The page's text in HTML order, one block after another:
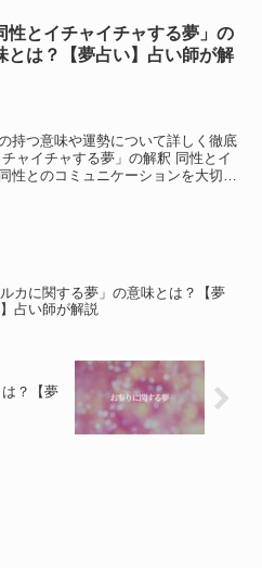
性とイチャイチャする夢」の
とは？【夢占い】占い師が解
持つ意味や運勢について詳しく徹底
ャイチャする夢」の解釈 同性とイ
性とのコミュニケーションを大切に
ルカに関する夢」の意味とは？【夢
占い師が解説
は？【夢